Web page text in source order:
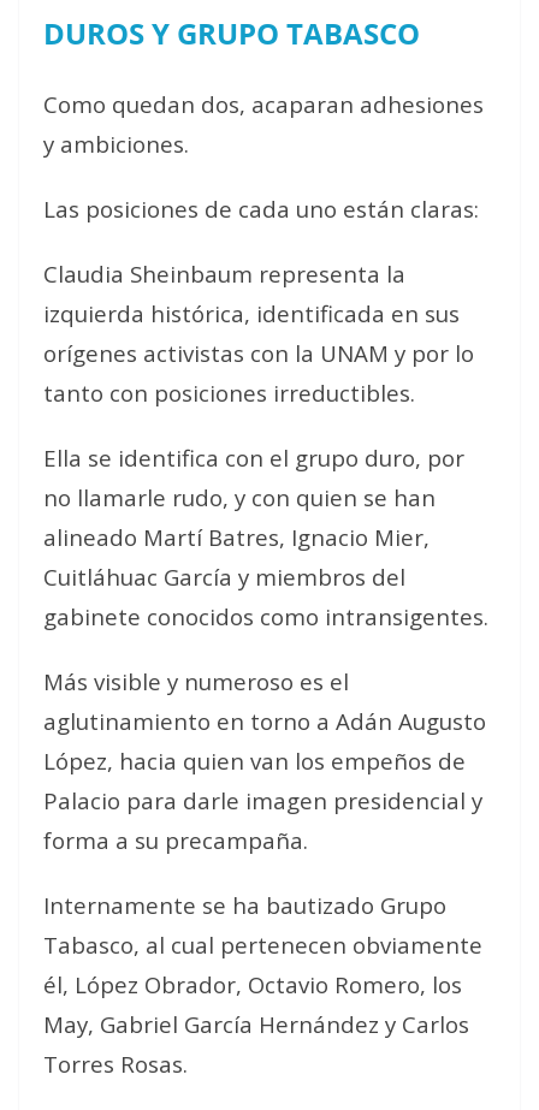
DUROS Y GRUPO TABASCO
Como quedan dos, acaparan adhesiones
y ambiciones.
Las posiciones de cada uno están claras:
Claudia Sheinbaum representa la
izquierda histórica, identificada en sus
orígenes activistas con la UNAM y por lo
tanto con posiciones irreductibles.
Ella se identifica con el grupo duro, por
no llamarle rudo, y con quien se han
alineado Martí Batres, Ignacio Mier,
Cuitláhuac García y miembros del
gabinete conocidos como intransigentes.
Más visible y numeroso es el
aglutinamiento en torno a Adán Augusto
López, hacia quien van los empeños de
Palacio para darle imagen presidencial y
forma a su precampaña.
Internamente se ha bautizado Grupo
Tabasco, al cual pertenecen obviamente
él, López Obrador, Octavio Romero, los
May, Gabriel García Hernández y Carlos
Torres Rosas.